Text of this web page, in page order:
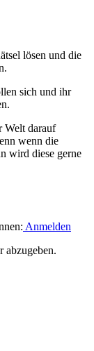
lösen und die
sich und ihr
Welt darauf
wenn die
wird diese gerne
Anmelden
abzugeben.